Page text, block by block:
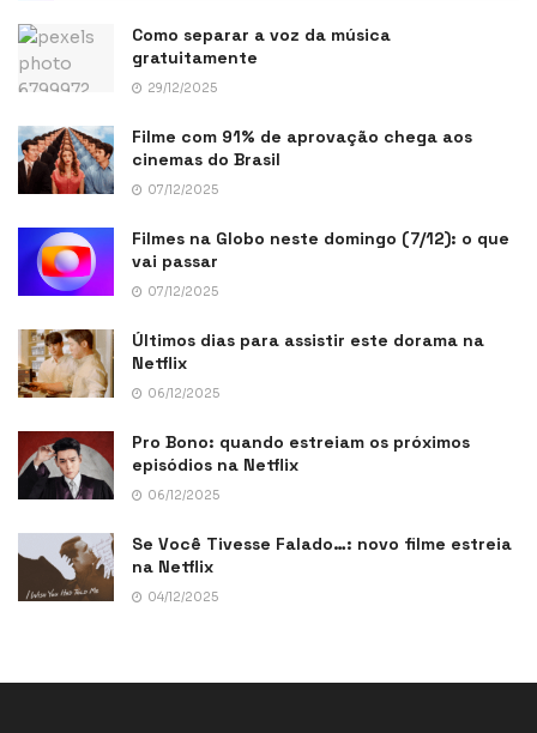
Como separar a voz da música
gratuitamente
29/12/2025
Filme com 91% de aprovação chega aos
cinemas do Brasil
07/12/2025
Filmes na Globo neste domingo (7/12): o que
vai passar
07/12/2025
Últimos dias para assistir este dorama na
Netflix
06/12/2025
Pro Bono: quando estreiam os próximos
episódios na Netflix
06/12/2025
Se Você Tivesse Falado…: novo filme estreia
na Netflix
04/12/2025